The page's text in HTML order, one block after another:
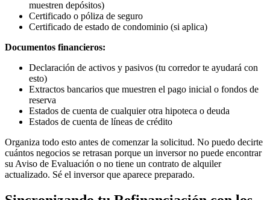
muestren depósitos)
Certificado o póliza de seguro
Certificado de estado de condominio (si aplica)
Documentos financieros:
Declaración de activos y pasivos (tu corredor te ayudará con
esto)
Extractos bancarios que muestren el pago inicial o fondos de
reserva
Estados de cuenta de cualquier otra hipoteca o deuda
Estados de cuenta de líneas de crédito
Organiza todo esto antes de comenzar la solicitud. No puedo decirte
cuántos negocios se retrasan porque un inversor no puede encontrar
su Aviso de Evaluación o no tiene un contrato de alquiler
actualizado. Sé el inversor que aparece preparado.